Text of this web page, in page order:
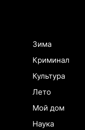
Зима
Криминал
Культура
Лето
Мой дом
Наука